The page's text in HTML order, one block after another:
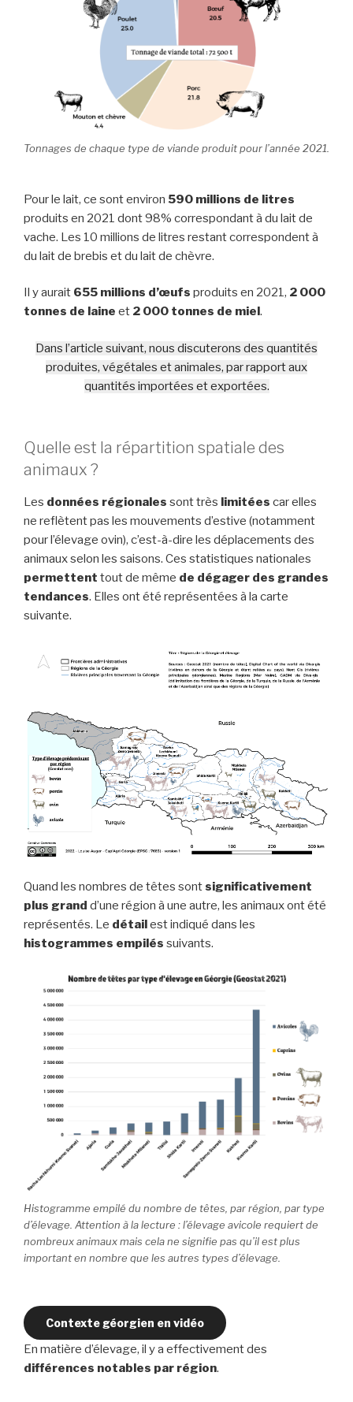
Tonnages de chaque type de viande produit pour l’année 2021.
Pour le lait, ce sont environ 590 millions de litres
produits en 2021 dont 98% correspondant à du lait de
vache. Les 10 millions de litres restant correspondent à
du lait de brebis et du lait de chèvre.
Il y aurait 655 millions d’œufs produits en 2021, 2 000
tonnes de laine et 2 000 tonnes de miel.
Dans l’article suivant, nous discuterons des quantités
produites, végétales et animales, par rapport aux
quantités importées et exportées.
Quelle est la répartition spatiale des
animaux ?
Les données régionales sont très limitées car elles
ne reflètent pas les mouvements d’estive (notamment
pour l’élevage ovin), c’est-à-dire les déplacements des
animaux selon les saisons. Ces statistiques nationales
permettent tout de même de dégager des grandes
tendances. Elles ont été représentées à la carte
suivante.
Quand les nombres de têtes sontsignificativement
plus grand d’une région à une autre, les animaux ont été
représentés. Le détailest indiqué dans les
histogrammes empilés suivants.
Histogramme empilé du nombre de têtes, par région, par type
d’élevage. Attention à la lecture : l’élevage avicole requiert de
nombreux animaux mais cela ne signifie pas qu’il est plus
important en nombre que les autres types d’élevage.
Contexte géorgien en vidéo
En matière d’élevage, il y a effectivement des
différences notables par région.